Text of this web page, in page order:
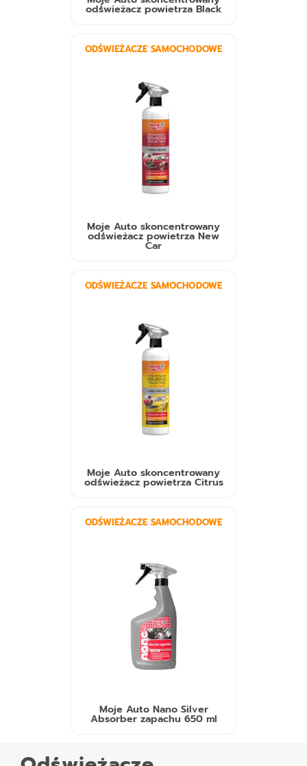
odświeżacz powietrza Black
ODŚWIEŻACZE SAMOCHODOWE
Moje Auto skoncentrowany
odświeżacz powietrza New
Car
ODŚWIEŻACZE SAMOCHODOWE
Moje Auto skoncentrowany
odświeżacz powietrza Citrus
ODŚWIEŻACZE SAMOCHODOWE
Moje Auto Nano Silver
Absorber zapachu 650 ml